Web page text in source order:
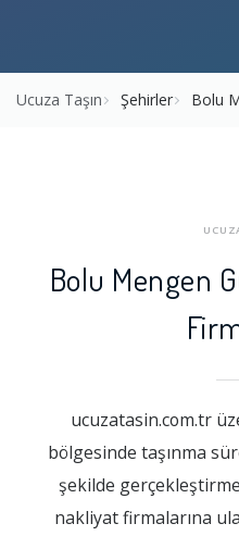
Ucuza Taşın Şehirler Bolu
Bolu Mengen
ucuzatasin.com.tr
bölgesinde taşınma
şekilde
nakliyat firmalarına